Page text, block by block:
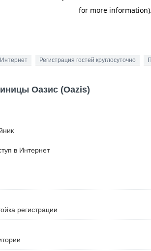
Интернет Регистрация гостей круглосуточно
Оазис (Oazis)
в Интернет
регистрации